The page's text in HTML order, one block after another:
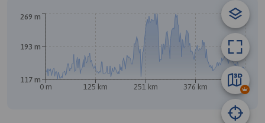
0 m 125 km 251 km 376 km 502 km
117 m
193 m
269 m